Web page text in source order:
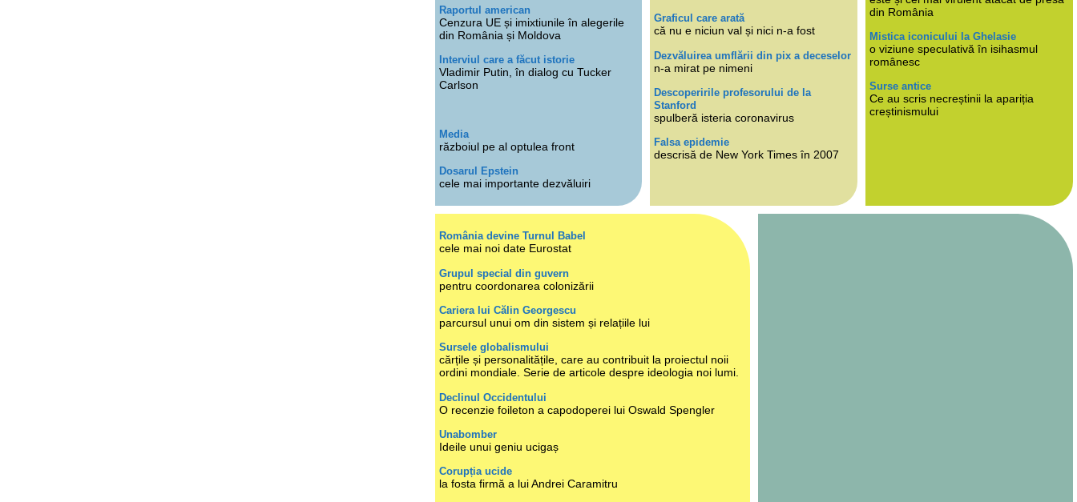
Raportul american
Cenzura UE și imixtiunile în alegerile
din România și Moldova
Interviul care a făcut istorie
Vladimir Putin, în dialog cu Tucker
Carlson
Media
războiul pe al optulea front
Dosarul Epstein
cele mai importante dezvăluiri
Graficul care arată
că nu e niciun val și nici n-a fost
Dezvăluirea umflării din pix a deceselor
n-a mirat pe nimeni
Descoperirile profesorului de la
Stanford
spulberă isteria coronavirus
Falsa epidemie
descrisă de New York Times în 2007
din România
Mistica iconicului la Ghelasie
o viziune speculativă în isihasmul
românesc
Surse antice
Ce au scris necreștinii la apariția
creștinismului
România devine Turnul Babel
cele mai noi date Eurostat
Grupul special din guvern
pentru coordonarea colonizării
Cariera lui Călin Georgescu
parcursul unui om din sistem și relațiile lui
Sursele globalismului
cărțile și personalitățile, care au contribuit la proiectul noii
ordini mondiale. Serie de articole despre ideologia noi lumi.
Declinul Occidentului
O recenzie foileton a capodoperei lui Oswald Spengler
Unabomber
Ideile unui geniu ucigaș
Corupția ucide
la fosta firmă a lui Andrei Caramitru